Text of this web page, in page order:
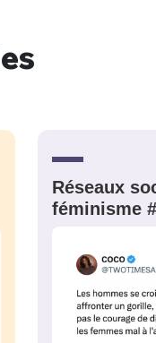
Réseaux
féminisme
proposer ?
Ma